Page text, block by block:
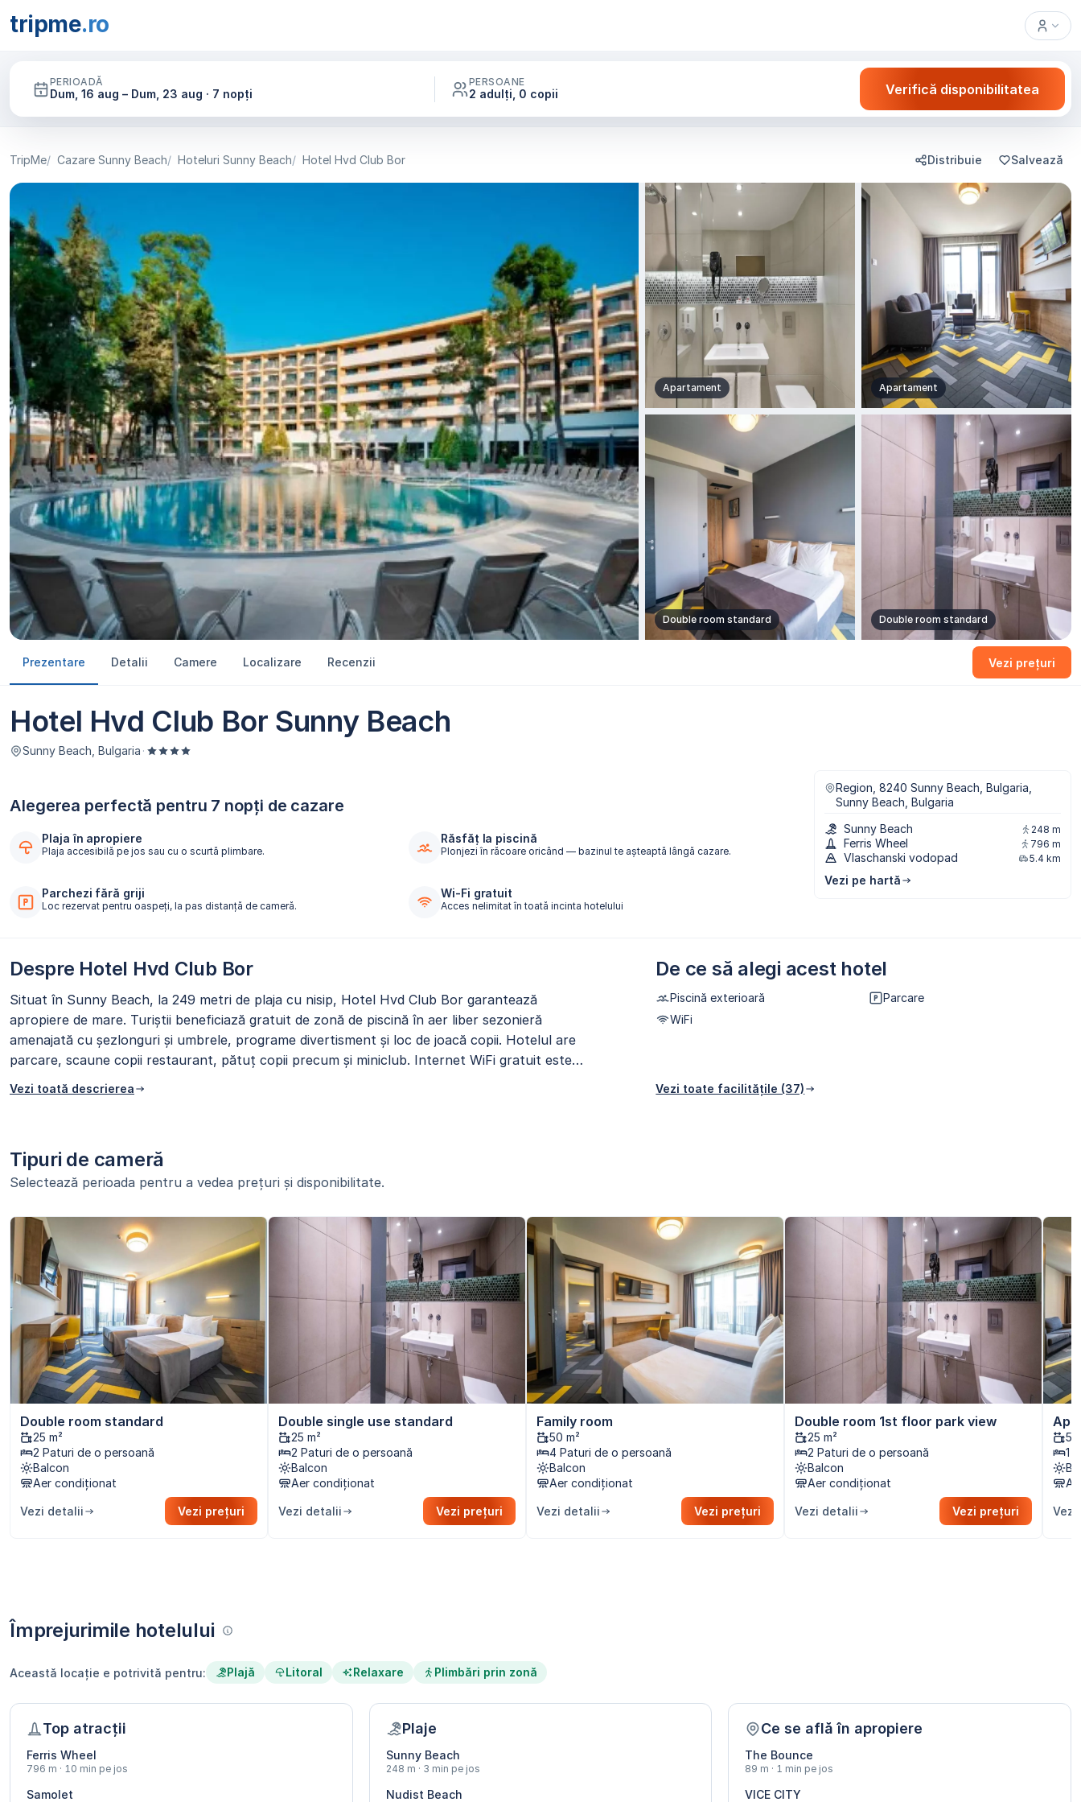
tripme.ro
PERIOADĂ
Dum, 16 aug – Dum, 23 aug · 7 nopți
PERSOANE
2 adulți, 0 copii Verifică disponibilitatea
TripMe Cazare Sunny Beach Hoteluri Sunny Beach Hotel Hvd Club Bor Distribuie Salvează
Apartament Apartament
Double room standard Double room standard
Prezentare Detalii Camere Localizare Recenzii Vezi prețuri
Hotel Hvd Club Bor Sunny Beach
Sunny Beach, Bulgaria ·
Alegerea perfectă pentru 7 nopți de cazare
Plaja în apropiere
Plaja accesibilă pe jos sau cu o scurtă plimbare.
Răsfăț la piscină
Plonjezi în răcoare oricând — bazinul te așteaptă lângă cazare.
Parchezi fără griji
Loc rezervat pentru oaspeți, la pas distanță de cameră.
Wi-Fi gratuit
Acces nelimitat în toată incinta hotelului
Region, 8240 Sunny Beach, Bulgaria,
Sunny Beach, Bulgaria
Sunny Beach
248 m
Ferris Wheel 796 m
Vlaschanski vodopad 5.4 km
Vezi pe hartă
Despre Hotel Hvd Club Bor
Situat în Sunny Beach, la 249 metri de plaja cu nisip, Hotel Hvd Club Bor garantează
apropiere de mare. Turiștii beneficiază gratuit de zonă de piscină în aer liber sezonieră
amenajată cu șezlonguri și umbrele, programe divertisment și loc de joacă copii. Hotelul are
parcare, scaune copii restaurant, pătuț copii precum și miniclub. Internet WiFi gratuit este
oferit oaspeților în toate zonele hotelului.
Vezi toată descrierea
De ce să alegi acest hotel
Piscină exterioară
Parcare
WiFi
Vezi toate facilitățile (37)
Tipuri de cameră
Selectează perioada pentru a vedea prețuri și disponibilitate.
Double room standard
25 m²
2 Paturi de o persoană
Balcon
Aer condiționat
Vezi detalii Vezi prețuri
Double single use standard
25 m²
2 Paturi de o persoană
Balcon
Aer condiționat
Vezi detalii Vezi prețuri
Family room
50 m²
4 Paturi de o persoană
Balcon
Aer condiționat
Vezi detalii Vezi prețuri
Double room 1st floor park view
25 m²
2 Paturi de o persoană
Balcon
Aer condiționat
Vezi detalii Vezi prețuri
51
1
Vezi
Împrejurimile hotelului
Această locație e potrivită pentru: Plajă Litoral Relaxare Plimbări prin zonă
Top atracții
Ferris Wheel
796 m · 10 min pe jos
Samolet
Plaje
Sunny Beach
248 m · 3 min pe jos
Nudist Beach
Ce se află în apropiere
The Bounce
89 m · 1 min pe jos
VICE CITY